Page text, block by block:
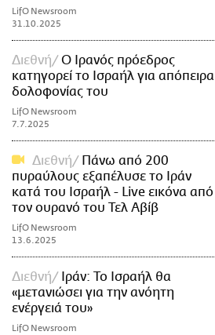
LifO Newsroom
31.10.2025
Διεθνή
Ο Ιρανός πρόεδρος
κατηγορεί το Ισραήλ για απόπειρα
δολοφονίας του
LifO Newsroom
7.7.2025
Διεθνή
Πάνω από 200
πυραύλους εξαπέλυσε το Ιράν
κατά του Ισραήλ - Live εικόνα από
τον ουρανό του Τελ Αβίβ
LifO Newsroom
13.6.2025
Διεθνή
Ιράν: Το Ισραήλ θα
«μετανιώσει για την ανόητη
ενέργειά του»
LifO Newsroom